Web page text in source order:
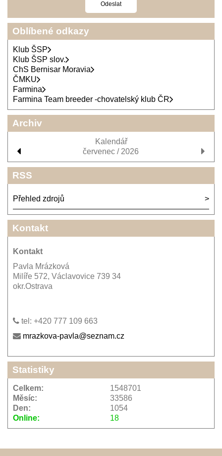
Oblíbené odkazy
Klub ŠSP
Klub ŠSP slov.
ChS Bernisar Moravia
ČMKU
Farmina
Farmina Team breeder -chovatelský klub ČR
Archiv
Kalendář
červenec / 2026
RSS
Přehled zdrojů
Kontakt
Kontakt
Pavla Mrázková
Milíře 572, Václavovice 739 34
okr.Ostrava
tel: +420 777 109 663
mrazkova-pavla@seznam.cz
Statistiky
Online: 18
Celkem:
1548701
Měsíc:
33586
Den:
1054